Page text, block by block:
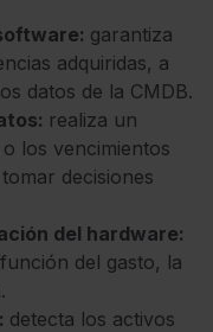
garantiza
adquiridas, a
datos de la CMDB.
realiza un
los vencimientos
decisiones
del hardware:
del gasto, la
detecta los activos